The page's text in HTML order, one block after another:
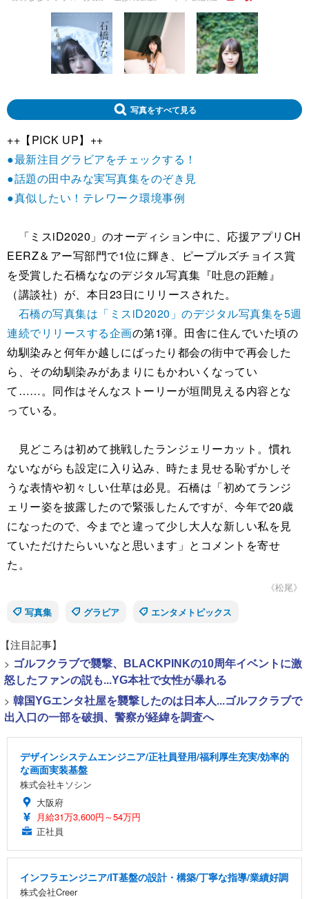
写真をすべて見る
++【PICK UP】++
●最新注目グラビアをチェックする！
●話題の田中みな実写真集をのぞき見
●真似したい！テレワーク環境事例
「ミスiD2020」のオーディション中に、応援アプリCH
EERZ＆アー写部門で1位に輝き、ピープルズチョイス賞
を受賞した石橋ななのデジタル写真集『吐息の距離』
（講談社）が、本日23日にリリースされた。
石橋の写真集は「ミスiD2020」のデジタル写真集を5週
連続でリリースする企画の第1弾。田舎に住んでいた頃の
幼馴染みと何年か越しにばったり都会の街中で再会した
ら、その幼馴染みがあまりにもかわいくなってい
て……。同作はそんなストーリーが垣間見える内容とな
っている。
見どころは初めて挑戦したランジェリーカット。慣れ
ないながらも設定に入り込み、時たま見せる恥ずかしそ
うな表情や初々しい仕草は必見。石橋は「初めてランジ
ェリー姿を披露したので緊張したんですが、今年で20歳
になったので、今までと違って少し大人な新しい私を見
ていただけたらいいなと思います」とコメントを寄せ
た。
《松尾》
写真集
グラビア エンタメトピックス
【注目記事】
> ゴルフクラブで襲撃、BLACKPINKの10周年イベントに激
怒したファンの説も...YG本社で女性が暴れる
> 韓国YGエンタ社屋を襲撃したのは日本人...ゴルフクラブで
出入口の一部を破損、警察が経緯を調査へ
デザインシステムエンジニア/正社員登用/福利厚生充実/効率的
な画面実装基盤
株式会社キソシン
大阪府
月給31万3,600円～54万円
正社員
インフラエンジニア/IT基盤の設計・構築/丁寧な指導/業績好調
株式会社Creer